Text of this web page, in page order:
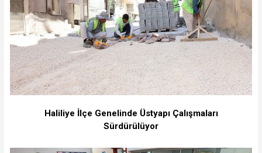
Haliliye İlçe Genelinde Üstyapı Çalışmaları
Sürdürülüyor